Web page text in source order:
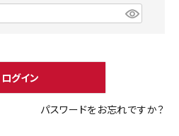
person 新規会員登録
ログイン
パスワードをお忘れですか？